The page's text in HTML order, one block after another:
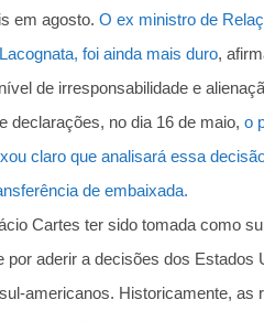
em agosto. O ex ministro de
foi ainda mais duro,
de irresponsabilidade e
declarações, no dia 16 de maio, o
claro que analisará essa
de embaixada.
Cartes ter sido tomada como
por aderir a decisões dos Estados
americanos. Historicamente, as